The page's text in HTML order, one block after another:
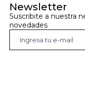
Newsletter
Suscribite a nuestra
novedades